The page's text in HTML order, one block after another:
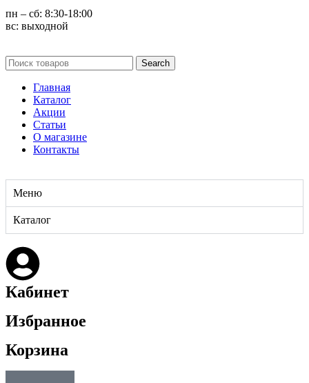
пн – сб: 8:30-18:00
вс: выходной
Search
Главная
Каталог
Акции
Статьи
О магазине
Контакты
Меню
Каталог
Кабинет
Избранное
Корзина